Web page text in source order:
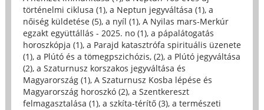
történelmi ciklusa (1), a Neptun jegyváltása (1), a
nőiség küldetése (5), a nyíl (1), A Nyilas mars-Merkúr
egzakt együttállás - 2025. no (1), a pápalátogatás
horoszkópja (1), a Parajd katasztrófa spirituális üzenete
(1), a Plútó és a tömegpszichózis, (2), a Plútó jegyváltása
(2), a Szaturnusz korszakos jegyváltása és
Magyarország (1), A Szaturnusz Kosba lépése és
Magyarország horoszkó (2), a Szentkereszt
felmagasztalása (1), a szkíta-térítő (3), a természeti